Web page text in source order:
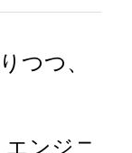
つつ、
ンジニ